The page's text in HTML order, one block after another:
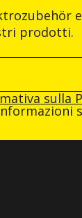
prodotti.
sulla